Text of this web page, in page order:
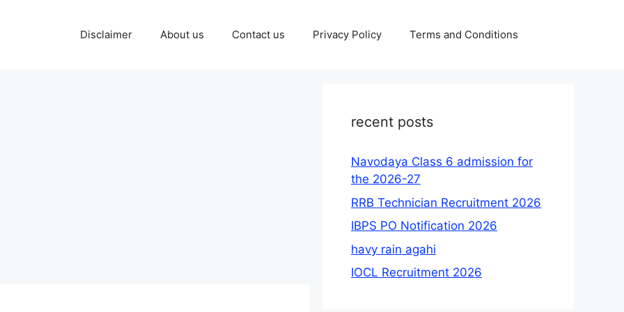
Disclaimer About us Contact us Privacy Policy Terms and Conditions
recent posts
Navodaya Class 6 admission for
the 2026-27
RRB Technician Recruitment 2026
IBPS PO Notification 2026
havy rain agahi
IOCL Recruitment 2026